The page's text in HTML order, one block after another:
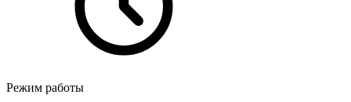
Режим работы